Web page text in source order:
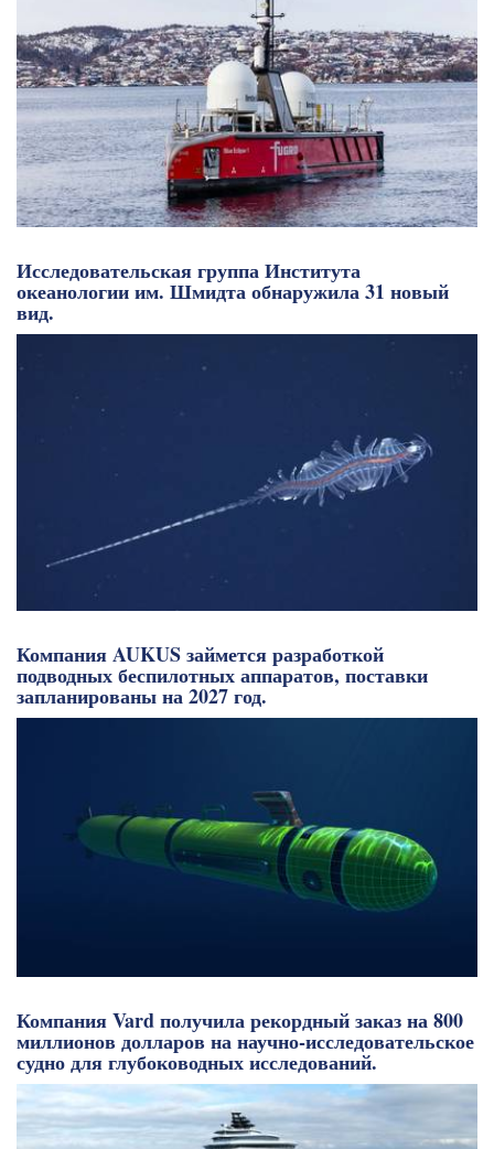
Исследовательская группа Института
океанологии им. Шмидта обнаружила 31 новый
вид.
Компания AUKUS займется разработкой
подводных беспилотных аппаратов, поставки
запланированы на 2027 год.
Компания Vard получила рекордный заказ на 800
миллионов долларов на научно-исследовательское
судно для глубоководных исследований.